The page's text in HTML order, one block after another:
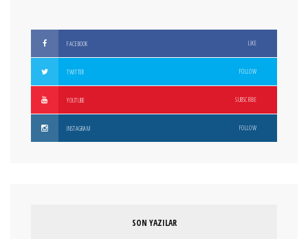
FACEBOOK LIKE
TWITTER FOLLOW
YOUTUBE SUBSCRIBE
INSTAGRAM FOLLOW
SON YAZILAR